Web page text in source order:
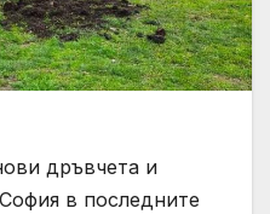
дръвчета и
в последните